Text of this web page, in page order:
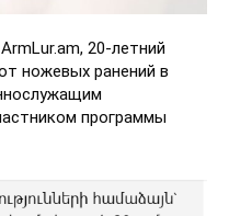
20-летний
ножевых ранений в
программы